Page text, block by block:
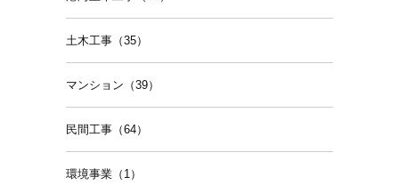
土木工事（35）
マンション（39）
民間工事（64）
環境事業（1）